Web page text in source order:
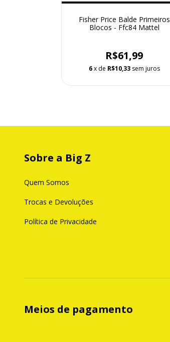
Fisher Price Balde Primeiros
Blocos - Ffc84 Mattel
R$61,99
6 x de R$10,33 sem juros
Sobre a Big Z
Quem Somos
Trocas e Devoluções
Política de Privacidade
Meios de pagamento